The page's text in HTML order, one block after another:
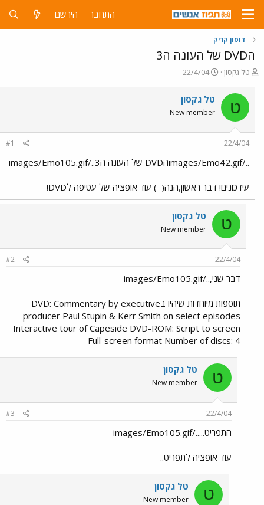
התחבר הירשם
דוסון קריק
הDVD של העונה ה3
פ
ח
ה
ו
ש
טל גקסון
פ
ס
ם
ת
22/4/04
ט טל גקסון
New member
22/4/04
#1
../images/Emo42.gifהDVD של העונה ה3../images/Emo105.gif
עידכונים! דבר ראשון,הנה( ) עוד אופציה של עטיפה לDVD!
ט טל גקסון
New member
22/4/04
#2
דבר שני,../images/Emo105.gif
תוספות מיוחדות שיהיו בDVD: Commentary by executive
producer Paul Stupin & Kerr Smith on select episodes
Interactive tour of Capeside DVD-ROM: Script to screen
Full-screen format Number of discs: 4
ט טל גקסון
New member
22/4/04
#3
התפריט...../images/Emo105.gif
עוד אופציה לתפריט..
ט טל גקסון
New member